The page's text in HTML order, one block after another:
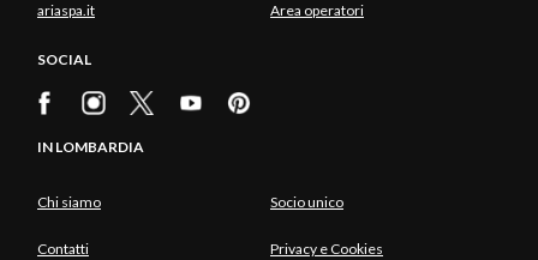
ariaspa.it Area operatori
SOCIAL
IN LOMBARDIA
Chi siamo Socio unico
Contatti Privacy e Cookies